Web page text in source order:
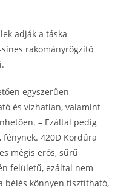
adják a táska
rakományrögzítő
egyszerűen
és vízhatlan, valamint
– Ezáltal pedig
420D Kordúra
mégis erős, sűrű
felületű, ezáltal nem
bélés könnyen tisztítható,